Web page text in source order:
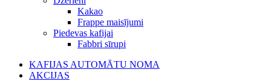
Kakao
Frappe maisījumi
Piedevas kafijai
Fabbri sīrupi
KAFIJAS AUTOMĀTU NOMA
AKCIJAS